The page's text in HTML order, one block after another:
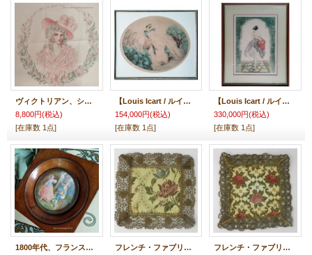
ヴィクトリアン、シルクに手描きペイント ロココ貴婦人
8,800円(税込)
[在庫数 1点]
【Louis Icart / ルイ・イカ―ル】1929年 オリジナルエッチング/銅版画 水彩彩色 紫陽花
154,000円(税込)
[在庫数 1点]
【Louis Icart / ルイ・イカ―ル】1924年 オリジナルエッチング/銅版画 水彩彩色 林檎の入った籠 16/350
330,000円(税込)
[在庫数 1点]
1800年代、フランス・ミニアチュア木製フレーム、手描き画
フレンチ・ファブリックのドイリー
フレンチ・ファブリックのドイリー